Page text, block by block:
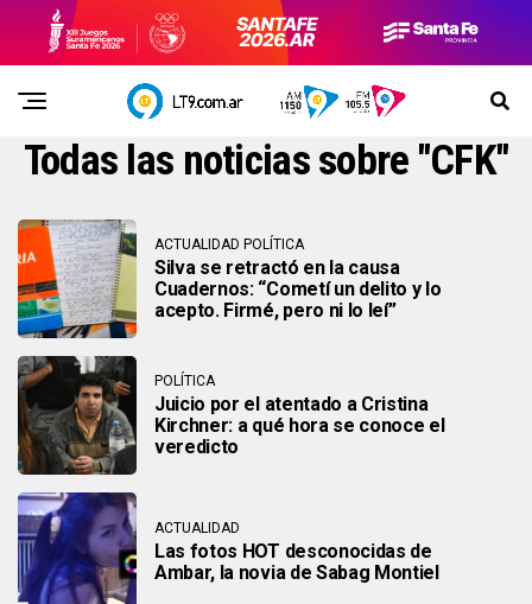
Todas las noticias sobre "CFK"
ACTUALIDAD POLÍTICA
Silva se retractó en la causa
Cuadernos: “Cometí un delito y lo
acepto. Firmé, pero ni lo leí”
POLÍTICA
Juicio por el atentado a Cristina
Kirchner: a qué hora se conoce el
veredicto
ACTUALIDAD
Las fotos HOT desconocidas de
Ambar, la novia de Sabag Montiel